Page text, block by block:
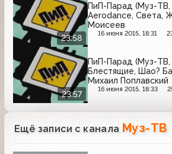
23:58
ПиП-Парад (Муз-ТВ,
Aerodance, Света,
Моисеев
16 июня 2015, 18:31
23:57
ПиП-Парад (Муз-ТВ,
Блестящие, Шао?
Михаил Поплавский
16 июня 2015, 18:33
Ещё записи с канала Муз-ТВ